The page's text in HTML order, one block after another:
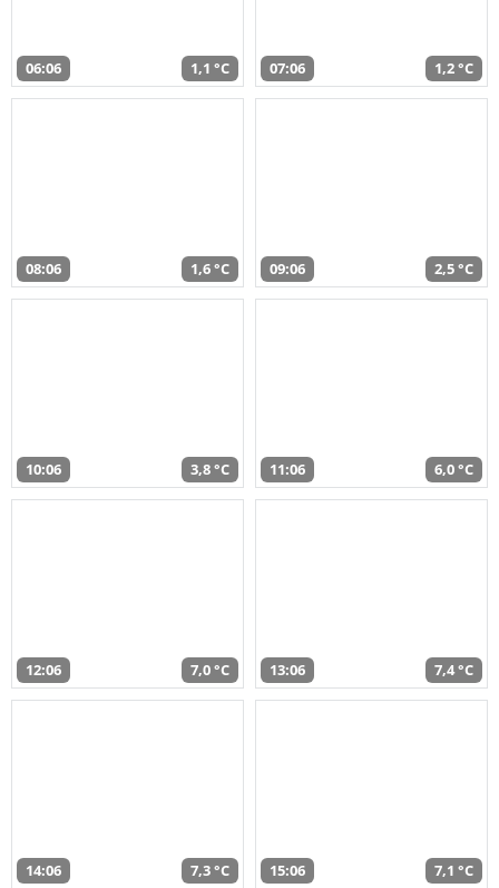
06:06 1,1 °C 07:06 1,2 °C
08:06 1,6 °C 09:06 2,5 °C
10:06 3,8 °C 11:06 6,0 °C
12:06 7,0 °C 13:06 7,4 °C
14:06 7,3 °C 15:06 7,1 °C